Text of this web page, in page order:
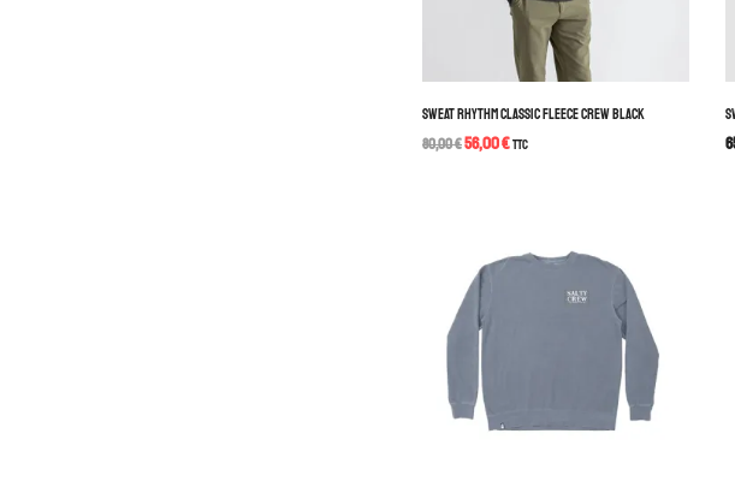
SWEAT RHYTHM CLASSIC FLEECE CREW BLACK
80,00€56,00€TTC